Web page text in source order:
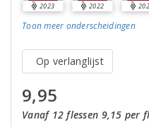
2023 2022
Toon meer onderscheidingen
Op verlanglijst
9,95
Vanaf 12 flessen 9,15 per